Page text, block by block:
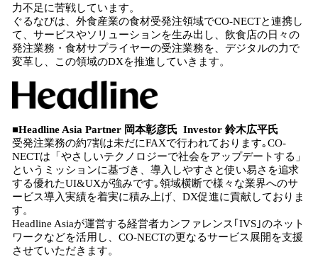
力不足に苦戦しています。
ぐるなびは、外食産業の食材受発注領域でCO-NECTと連携し
て、サービスやソリューションを生み出し、飲食店の日々の
発注業務・食材サプライヤーの受注業務を、デジタルの力で
変革し、この領域のDXを推進していきます。
■Headline Asia Partner 岡本彰彦氏 Investor 鈴木広平氏
受発注業務の約7割は未だにFAXで行われております｡CO-
NECTは「やさしいテクノロジーで社会をアップデートする」
というミッションに基づき、導入しやすさと使い易さを追求
する優れたUI&UXが強みです｡領域横断で様々な業界へのサ
ービス導入実績を着実に積み上げ、DX促進に貢献しておりま
す。
Headline Asiaが運営する経営者カンファレンス｢IVS｣のネット
ワークなどを活用し、CO-NECTの更なるサービス展開を支援
させていただきます。